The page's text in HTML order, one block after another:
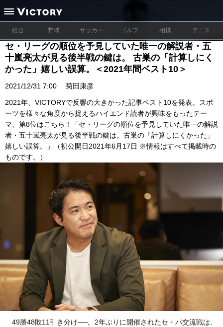
総合 野球 サッカー ゴルフ 相撲 テニス
セ・リーグの順位を予見していた唯一の解説者・五
十嵐亮太が見る後半戦の鍵は。 古巣の「計算しにく
かった」嬉しい誤算。＜2021年間ベスト10＞
2021/12/31 7:00 菊田康彦
2021年、VICTORYで反響の大きかった記事ベスト10を発表。スポ
ーツを様々な角度から捉えるハイエンド読者が興味をもったテー
マ、第8位はこちら！「セ・リーグの順位を予見していた唯一の解説
者・五十嵐亮太が見る後半戦の鍵は。古巣の「計算しにくかった」
嬉しい誤算。」（初公開日2021年6月17日 ※情報はすべて掲載時の
ものです。）
49勝48敗11引き分け──。2年ぶりに開催されたセ・パ交流戦は、